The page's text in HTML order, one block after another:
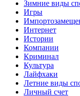
Зимние виды
Игры
Интернет
Истории
Компании
Криминал
Культура
Лайфхаки
Летние виды
Личный счет